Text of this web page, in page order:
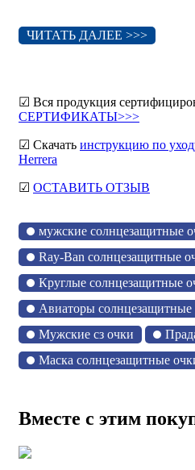
ЧИТАТЬ ДАЛЕЕ >>>
☑ Вся продукция
СЕРТИФИКАТЫ>>>
☑ Скачать инструкцию по
Herrera
☑ ОСТАВИТЬ ОТЗЫВ
мужские солнцезащитные
Ray-Ban солнцезащитные
Круглые солнцезащитные
Авиаторы солнцезащитные
Мужские сз очки
Маска солнцезащитные
Вместе с этим